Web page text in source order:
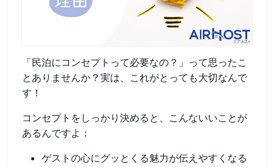
「民泊にコンセプトって必要なの？」って思ったこ
とありませんか？実は、これがとっても大切なんで
す！
コンセプトをしっかり決めると、こんないいことが
あるんですよ：
ゲストの心にグッとくる魅力が伝えやすくなる